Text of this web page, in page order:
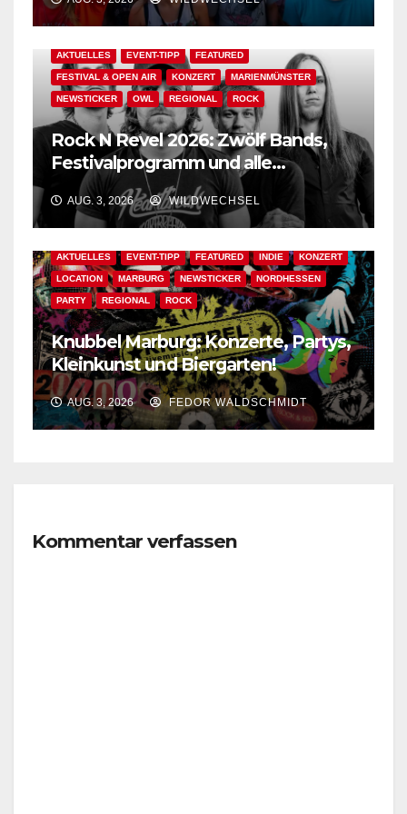
AKTUELLES EVENT-TIPP FEATURED
FESTIVAL & OPEN AIR KONZERT MARIENMÜNSTER
NEWSTICKER OWL REGIONAL ROCK
Rock N Revel 2026: Zwölf Bands,
Festivalprogramm und alle
wichtigen Informationen!
AUG. 3, 2026 WILDWECHSEL
AKTUELLES EVENT-TIPP FEATURED INDIE KONZERT
LOCATION MARBURG NEWSTICKER NORDHESSEN
PARTY REGIONAL ROCK
Knubbel Marburg: Konzerte, Partys,
Kleinkunst und Biergarten!
AUG. 3, 2026 FEDOR WALDSCHMIDT
Kommentar verfassen